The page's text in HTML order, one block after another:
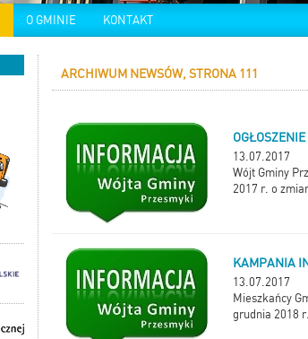
O GMINIE KONTAKT
ARCHIWUM NEWSÓW, STRONA 111
13.07.2017
Wójt Gminy
2017 r. o
KAMPANIA
13.07.2017
Mieszkańcy
grudnia 2018 r.